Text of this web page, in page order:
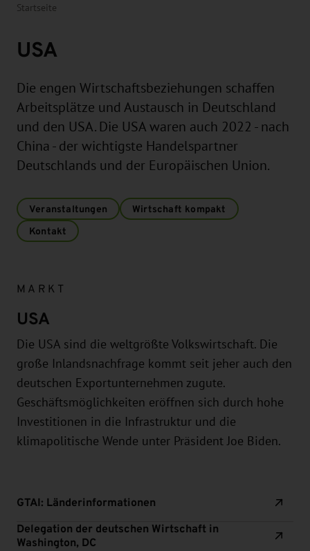
Startseite
USA
Die engen Wirtschaftsbeziehungen schaffen
Arbeitsplätze und Austausch in Deutschland
und den USA. Die USA waren auch 2022 - nach
China - der wichtigste Handelspartner
Deutschlands und der Europäischen Union.
Veranstaltungen
Wirtschaft kompakt
Kontakt
MARKT
USA
Die USA sind die weltgrößte Volkswirtschaft. Die
große Inlandsnachfrage kommt seit jeher auch den
deutschen Exportunternehmen zugute.
Geschäftsmöglichkeiten eröffnen sich durch hohe
Investitionen in die Infrastruktur und die
klimapolitische Wende unter Präsident Joe Biden.
GTAI: Länderinformationen
Delegation der deutschen Wirtschaft in
Washington, DC